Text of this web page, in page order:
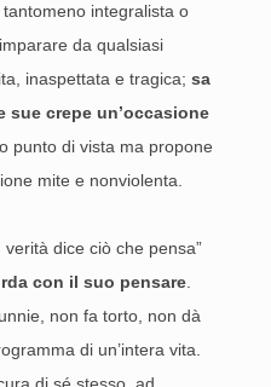
integralista o
da qualsiasi
inaspettata e tragica; sa
sue crepe un’occasione
punto di vista ma propone
mite e nonviolenta.
verità dice ciò che pensa”
con il suo pensare
non fa torto, non dà
di un’intera vita.